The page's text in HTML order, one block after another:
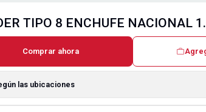
TIPO 8 ENCHUFE NACIONAL
Comprar ahora
las ubicaciones